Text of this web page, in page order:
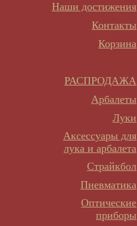
Наши достижения
Контакты
Корзина
РАСПРОДАЖА
Арбалеты
Луки
Аксессуары для
лука и арбалета
Страйкбол
Пневматика
Оптические
приборы